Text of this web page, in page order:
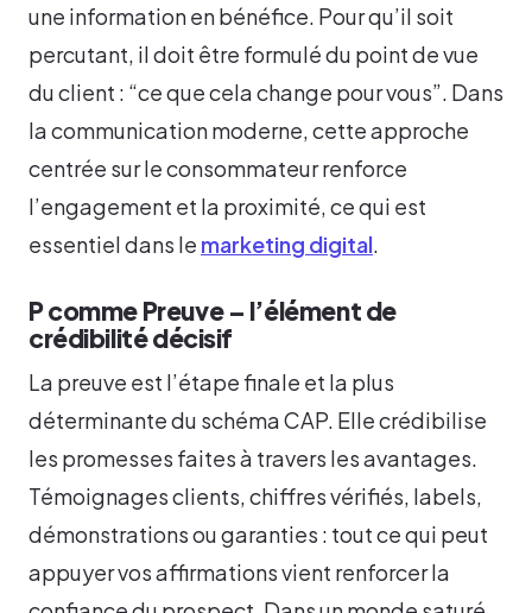
une information en bénéfice. Pour qu’il soit
percutant, il doit être formulé du point de vue
du client : “ce que cela change pour vous”. Dans
la communication moderne, cette approche
centrée sur le consommateur renforce
l’engagement et la proximité, ce qui est
essentiel dans le marketing digital.
P comme Preuve – l’élément de
crédibilité décisif
La preuve est l’étape finale et la plus
déterminante du schéma CAP. Elle crédibilise
les promesses faites à travers les avantages.
Témoignages clients, chiffres vérifiés, labels,
démonstrations ou garanties : tout ce qui peut
appuyer vos affirmations vient renforcer la